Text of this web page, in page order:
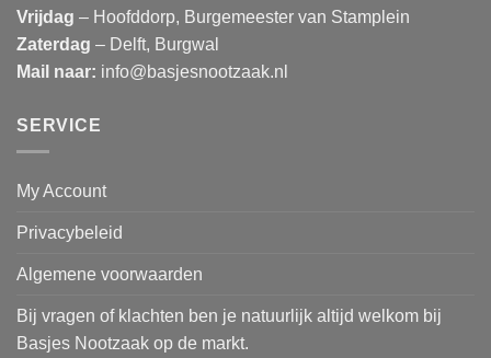
Vrijdag – Hoofddorp, Burgemeester van Stamplein
Zaterdag – Delft, Burgwal
Mail naar: info@basjesnootzaak.nl
SERVICE
My Account
Privacybeleid
Algemene voorwaarden
Bij vragen of klachten ben je natuurlijk altijd welkom bij
Basjes Nootzaak op de markt.